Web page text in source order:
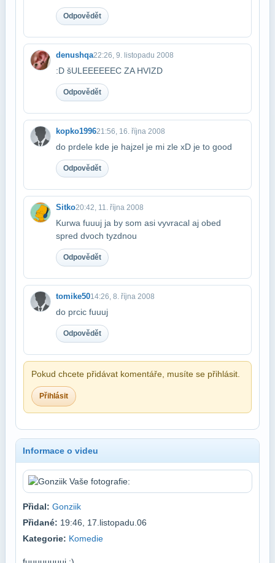
Odpovědět
denushqa22:26, 9. listopadu 2008
:D šULEEEEEEC ZA HVIZD
Odpovědět
kopko199621:56, 16. října 2008
do prdele kde je hajzel je mi zle xD je to good
Odpovědět
Sitko20:42, 11. října 2008
Kurwa fuuuj ja by som asi vyvracal aj obed
spred dvoch tyzdnou
Odpovědět
tomike5014:26, 8. října 2008
do prcic fuuuj
Odpovědět
Pokud chcete přidávat komentáře, musíte se přihlásit.
Přihlásit
Informace o videu
Přidal: Gonziik
Přidané: 19:46, 17.listopadu.06
Kategorie: Komedie